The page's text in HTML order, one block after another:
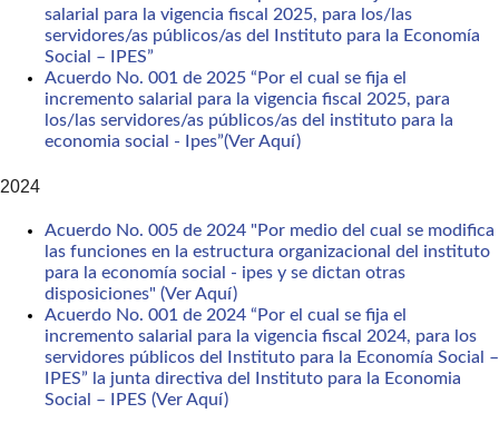
salarial para la vigencia fiscal 2025, para los/las
servidores/as públicos/as del Instituto para la Economía
Social – IPES”
Acuerdo No. 001 de 2025 “Por el cual se fija el
incremento salarial para la vigencia fiscal 2025, para
los/las servidores/as públicos/as del instituto para la
economia social - Ipes”(Ver Aquí)
2024
Acuerdo No. 005 de 2024 "Por medio del cual se modifica
las funciones en la estructura organizacional del instituto
para la economía social - ipes y se dictan otras
disposiciones" (Ver Aquí)
Acuerdo No. 001 de 2024 “Por el cual se fija el
incremento salarial para la vigencia fiscal 2024, para los
servidores públicos del Instituto para la Economía Social –
IPES” la junta directiva del Instituto para la Economia
Social – IPES (Ver Aquí)